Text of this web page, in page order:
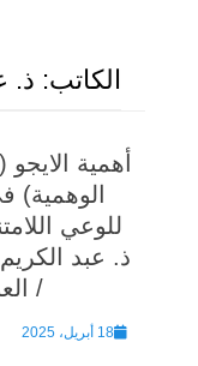
الكاتب: ذ.
أهمية الايجو
الوهمية)
للوعي
ذ. عبد
/
Posted
18 أبريل، 2025